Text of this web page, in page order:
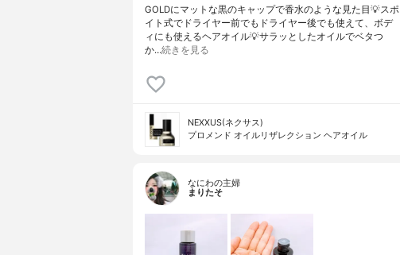
GOLDにマットな黒のキャップで香水のような見た目💡スポ
イト式でドライヤー前でもドライヤー後でも使えて、ボデ
ィにも使えるヘアオイル💡サラッとしたオイルでベタつ
か…続きを見る
NEXXUS(ネクサス)
プロメンド オイルリザレクション ヘアオイル
なにわの主婦
まりたそ